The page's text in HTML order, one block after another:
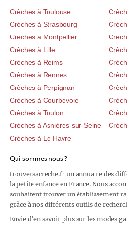
Crèches à Toulouse
Crèches à Strasbourg
Crèches à Montpellier
Crèches à Lille
Crèches à Reims
Crèches à Rennes
Crèches à Perpignan
Crèches à Courbevoie
Crèches à Toulon
Crèches à Asnières-sur-Seine
Crèches à Le Havre
Qui sommes nous ?
trouversacreche.fr un annuaire des
la petite enfance en France. Nous
souhaitent trouver un établissement
grâce à nos différents outils de
Envie d'en savoir plus sur les modes